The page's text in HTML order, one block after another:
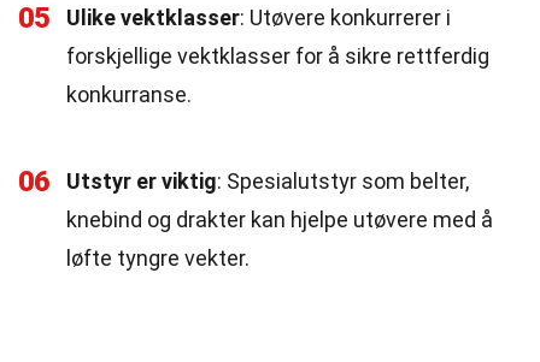
05 Ulike vektklasser: Utøvere konkurrerer i
forskjellige vektklasser for å sikre rettferdig
konkurranse.
06 Utstyr er viktig: Spesialutstyr som belter,
knebind og drakter kan hjelpe utøvere med å
løfte tyngre vekter.